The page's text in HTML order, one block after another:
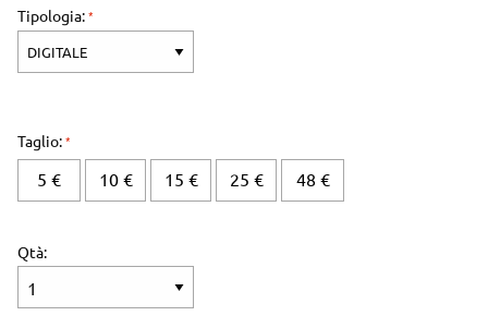
Tipologia:
Taglio:
5 € 10 € 15 € 25 € 48 €
Qtà: